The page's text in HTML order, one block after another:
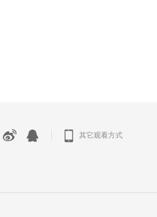
其它观看方式